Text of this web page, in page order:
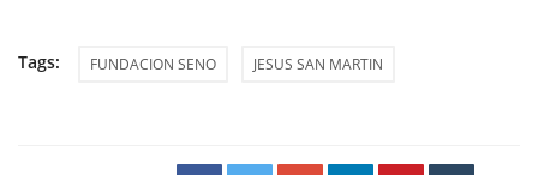
Tags: FUNDACION SENO JESUS SAN MARTIN